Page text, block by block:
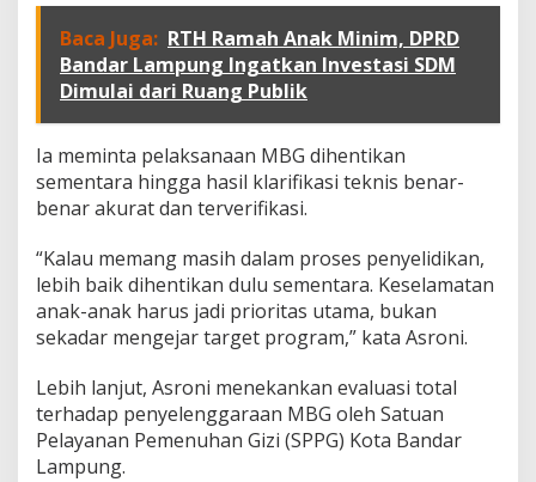
u
n
g
M
i
n
a
P
e
e
r
i
k
s
a
n
M
e
Baca Juga: RTH Ramah Anak Minim, DPRD
Bandar Lampung Ingatkan Investasi SDM
Dimulai dari Ruang Publik
Ia meminta pelaksanaan MBG dihentikan
sementara hingga hasil klarifikasi teknis benar-
benar akurat dan terverifikasi.
“Kalau memang masih dalam proses penyelidikan,
lebih baik dihentikan dulu sementara. Keselamatan
anak-anak harus jadi prioritas utama, bukan
sekadar mengejar target program,” kata Asroni.
Lebih lanjut, Asroni menekankan evaluasi total
terhadap penyelenggaraan MBG oleh Satuan
Pelayanan Pemenuhan Gizi (SPPG) Kota Bandar
Lampung.